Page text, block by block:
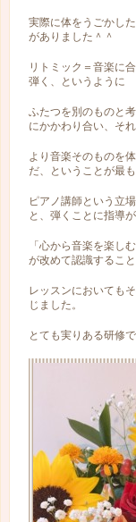
実際に体をうごかし
がありました＾＾
リトミック＝音楽に
弾く、というように
ふたつを別のものと
にかかわり合い、そ
より音楽そのものを
だ、ということが最
ピアノ講師という立
と、弾くことに指導
「心から音楽を楽し
が改めて認識すること
レッスンにおいても
じました。
とても実りある研修